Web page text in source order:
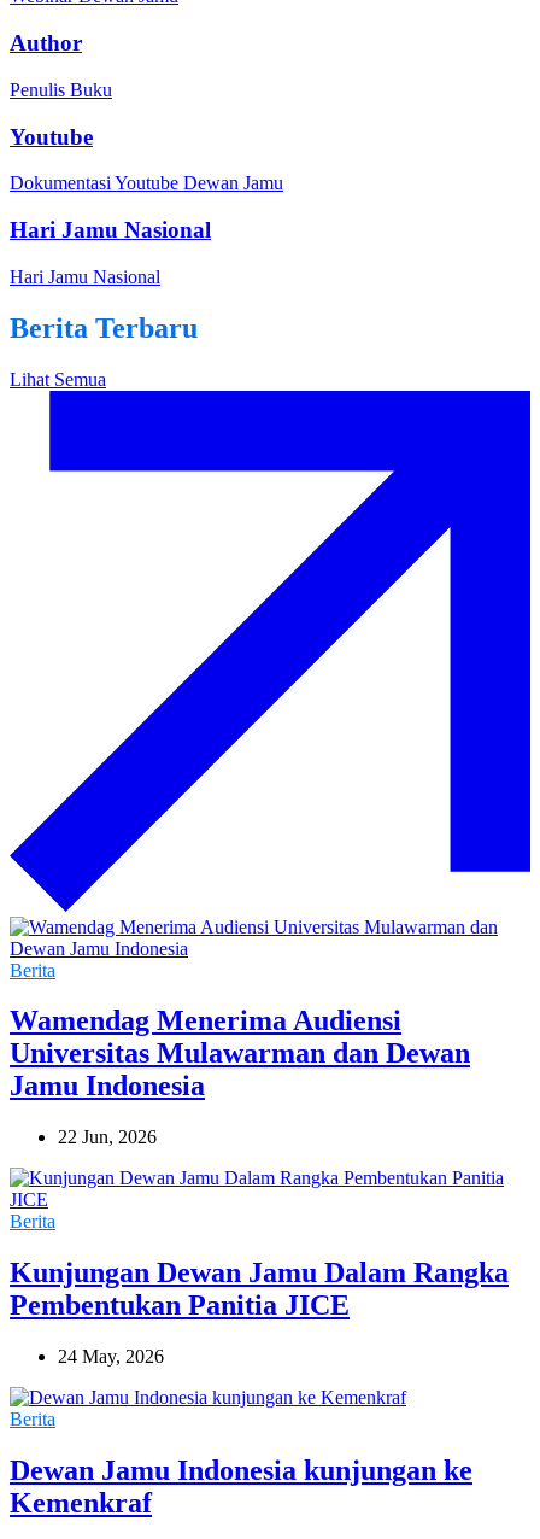
Author
Penulis Buku
Youtube
Dokumentasi Youtube Dewan Jamu
Hari Jamu Nasional
Hari Jamu Nasional
Berita Terbaru
Lihat Semua
Berita
Wamendag Menerima Audiensi
Universitas Mulawarman dan Dewan
Jamu Indonesia
22 Jun, 2026
Berita
Kunjungan Dewan Jamu Dalam Rangka
Pembentukan Panitia JICE
24 May, 2026
Berita
Dewan Jamu Indonesia kunjungan ke
Kemenkraf